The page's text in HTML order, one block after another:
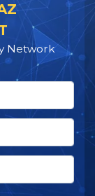
Network